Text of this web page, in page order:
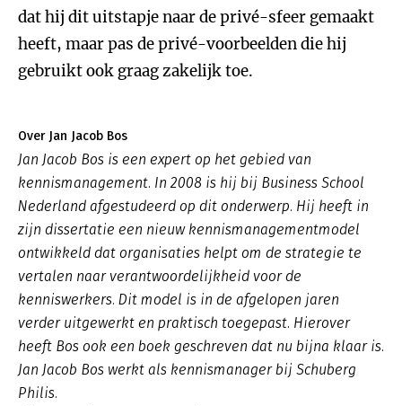
dat hij dit uitstapje naar de privé-sfeer gemaakt
heeft, maar pas de privé-voorbeelden die hij
gebruikt ook graag zakelijk toe.
Over Jan Jacob Bos
Jan Jacob Bos is een expert op het gebied van
kennismanagement. In 2008 is hij bij Business School
Nederland afgestudeerd op dit onderwerp. Hij heeft in
zijn dissertatie een nieuw kennismanagementmodel
ontwikkeld dat organisaties helpt om de strategie te
vertalen naar verantwoordelijkheid voor de
kenniswerkers. Dit model is in de afgelopen jaren
verder uitgewerkt en praktisch toegepast. Hierover
heeft Bos ook een boek geschreven dat nu bijna klaar is.
Jan Jacob Bos werkt als kennismanager bij Schuberg
Philis.